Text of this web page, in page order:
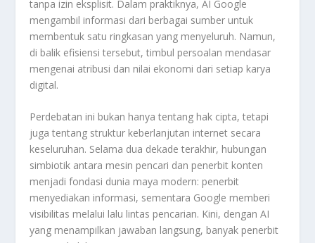
tanpa izin eksplisit. Dalam praktiknya, AI Google
mengambil informasi dari berbagai sumber untuk
membentuk satu ringkasan yang menyeluruh. Namun,
di balik efisiensi tersebut, timbul persoalan mendasar
mengenai atribusi dan nilai ekonomi dari setiap karya
digital.
Perdebatan ini bukan hanya tentang hak cipta, tetapi
juga tentang struktur keberlanjutan internet secara
keseluruhan. Selama dua dekade terakhir, hubungan
simbiotik antara mesin pencari dan penerbit konten
menjadi fondasi dunia maya modern: penerbit
menyediakan informasi, sementara Google memberi
visibilitas melalui lalu lintas pencarian. Kini, dengan AI
yang menampilkan jawaban langsung, banyak penerbit